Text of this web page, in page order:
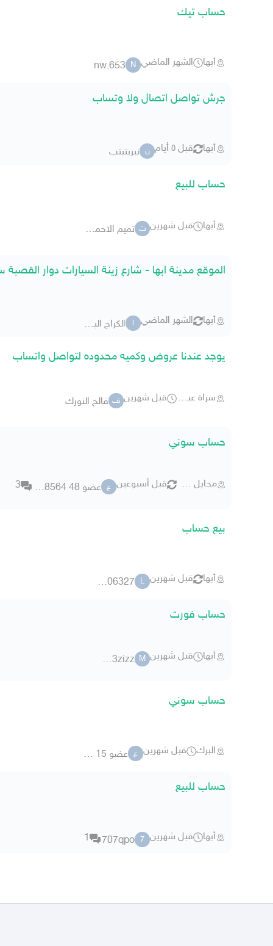
حساب تيك
أبها الشهر الماضي N
nw.653
جرش تواصل اتصال ولا وتساب
أبها قبل ٥ أيام ن نبربتبتب
حساب للبيع
أبها قبل شهرين ت تميم الاحمري 5191
الموقع مدينة ابها - شارع زينة السيارات دوار القصبة
أبها الشهر الماضي ا الكراج البلاتيني
يوجد عندنا عروض وكميه محدوده لتواصل واتساب
سراة عبيدة قبل شهرين ف فالح النورك
حساب سوني
محايل عسير قبل أسبوعين ع عضو 48 1778564 3
بيع حساب
أبها قبل شهرين L
ly 3706327
حساب فورت
أبها قبل شهرين M
me3zizz
حساب سوني
البرك قبل شهرين ع عضو 15 18075
حساب للبيع
أبها قبل شهرين 7
707qpo
1